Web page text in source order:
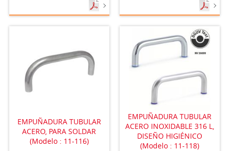
EMPUÑADURA TUBULAR
ACERO, PARA SOLDAR
(Modelo : 11-116)
EMPUÑADURA TUBULAR
ACERO INOXIDABLE 316 L,
DISEÑO HIGIÉNICO
(Modelo : 11-118)